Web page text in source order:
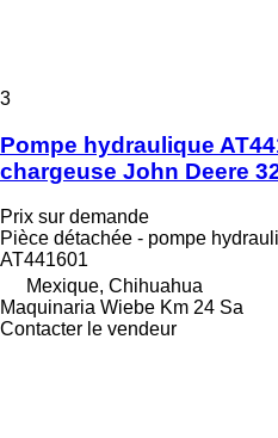
3
Pompe hydraulique
chargeuse John Deere
Prix sur demande
Pièce détachée - pompe
AT441601
Mexique, Chihuahua
Maquinaria Wiebe Km 24 Sa
Contacter le vendeur